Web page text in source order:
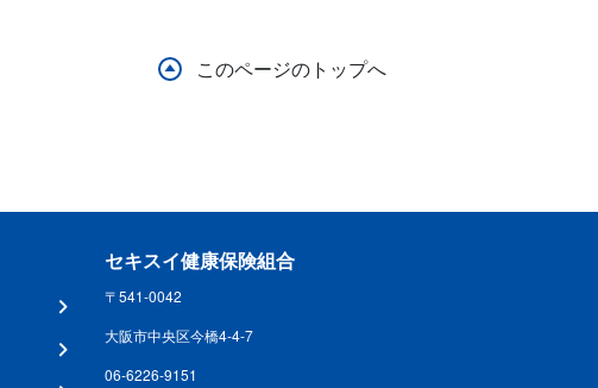
このページのトップへ
セキスイ健康保険組合
〒541-0042
大阪市中央区今橋4-4-7
06-6226-9151